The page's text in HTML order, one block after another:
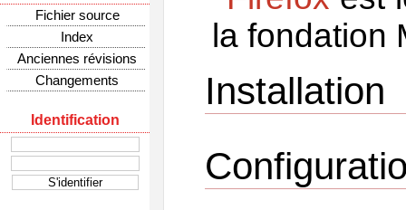
Fichier source
Index
Anciennes révisions
Changements
Identification
la fondation
Installation